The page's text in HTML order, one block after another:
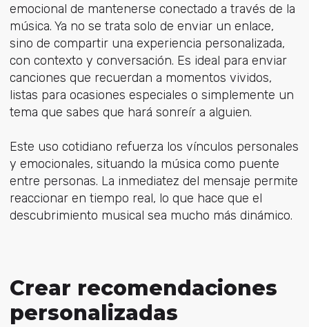
emocional de mantenerse conectado a través de la
música. Ya no se trata solo de enviar un enlace,
sino de compartir una experiencia personalizada,
con contexto y conversación. Es ideal para enviar
canciones que recuerdan a momentos vividos,
listas para ocasiones especiales o simplemente un
tema que sabes que hará sonreír a alguien.
Este uso cotidiano refuerza los vínculos personales
y emocionales, situando la música como puente
entre personas. La inmediatez del mensaje permite
reaccionar en tiempo real, lo que hace que el
descubrimiento musical sea mucho más dinámico.
Crear recomendaciones
personalizadas